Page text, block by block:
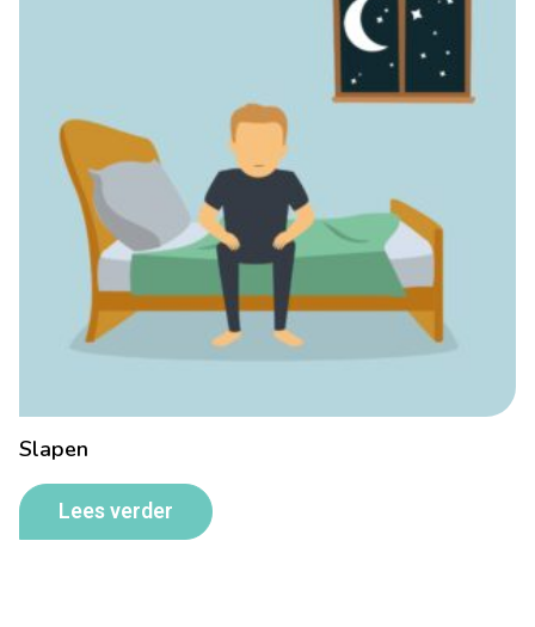
Slapen
Lees verder